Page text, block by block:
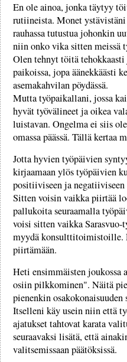
En ole ainoa, jonka täytyy
rutiineista. Monet
rauhassa tutustua johonkin
niin onko vika sitten meissä
Olen tehnyt töitä
paikoissa, jopa äänekkäästi
asemakahvilan pöydässä.
Mutta työpaikallani, jossa
hyvät työvälineet ja oikea
luistavan. Ongelma ei siis
omassa päässä. Tällä kertaa
Jotta hyvien työpäivien
kirjaamaan ylös työpäivien
positiiviseen ja
Sitten voisin vaikka piirtää
pallukoita seuraamalla
voisi sitten vaikka
myydä konsulttitoimistoille.
piirtämään.
Heti ensimmäisten joukossa
osiin pilkkominen". Näitä
pienenkin
Itselleni käy usein niin että
ajatukset tahtovat karata
seuraavaksi lisätä, että
valitsemissaan päätöksissä.